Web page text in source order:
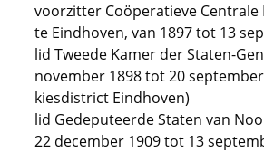
voorzitter Coöperatieve Centrale
te Eindhoven, van 1897 tot 13
lid Tweede Kamer der Staten-
november 1898 tot 20
kiesdistrict Eindhoven)
lid Gedeputeerde Staten van
22 december 1909 tot 13